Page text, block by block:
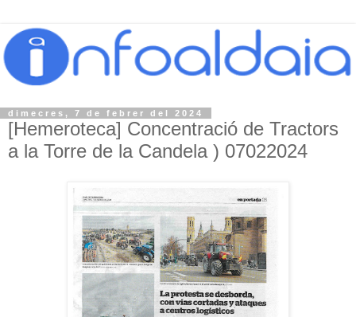
dimecres, 7 de febrer del 2024
[Hemeroteca] Concentració de Tractors
a la Torre de la Candela ) 07022024